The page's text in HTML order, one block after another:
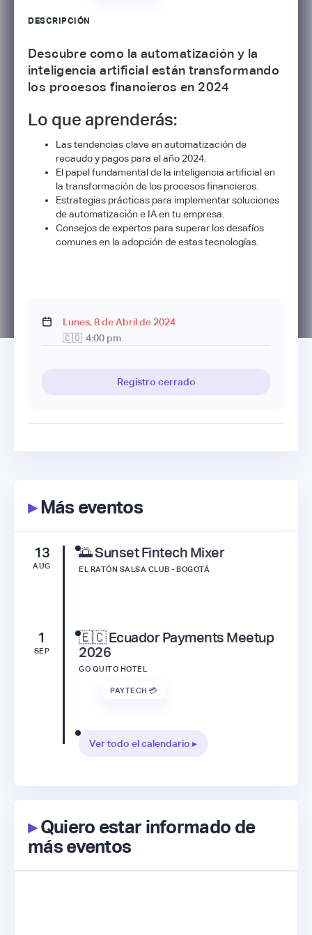
DESCRIPCIÓN
Descubre como la automatización y la
inteligencia artificial están transformando
los procesos financieros en 2024
Lo que aprenderás:
Las tendencias clave en automatización de
recaudo y pagos para el año 2024.
El papel fundamental de la inteligencia artificial en
la transformación de los procesos financieros.
Estrategias prácticas para implementar soluciones
de automatización e IA en tu empresa.
Consejos de expertos para superar los desafíos
comunes en la adopción de estas tecnologías.
Lunes,8deAbrilde 2024
🇨🇴 4:00 pm
Registro cerrado
▸Más eventos
13
AUG
🌅 Sunset Fintech Mixer
EL RATÓN SALSA CLUB - BOGOTÁ
1
SEP
🇪🇨 Ecuador Payments Meetup
2026
GO QUITO HOTEL
PAYTECH 💳
Ver todo el calendario ▸
▸Quiero estar informado de
más eventos